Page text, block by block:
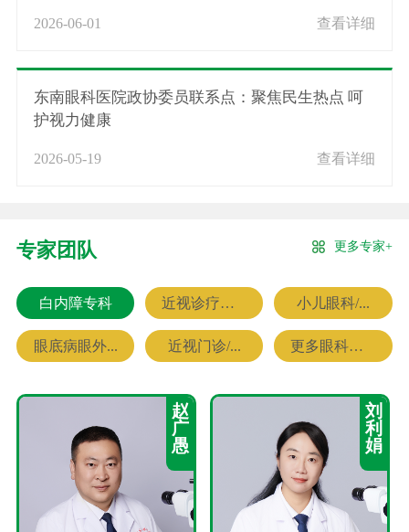
2026-06-01 查看详细
东南眼科医院政协委员联系点：聚焦民生热点 呵
护视力健康
2026-05-19 查看详细
专家团队 更多专家+
白内障专科 近视诊疗专科 小儿眼科/...
眼底病眼外... 近视门诊/... 更多眼科专家
赵
广
愚
刘
利
娟